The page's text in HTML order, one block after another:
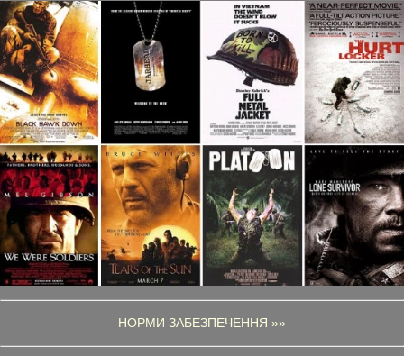
НОРМИ ЗАБЕЗПЕЧЕННЯ »»